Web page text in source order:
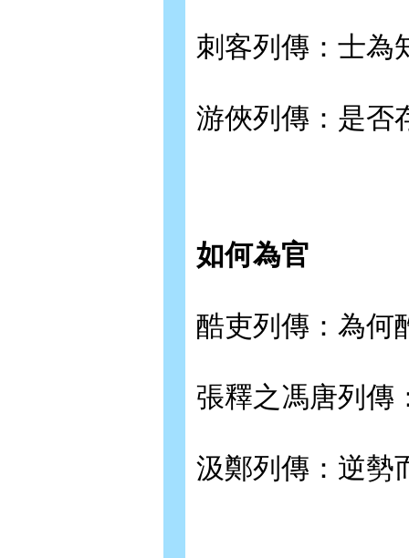
刺客列傳：士為
游俠列傳：是否
如何為官
酷吏列傳：為何
張釋之馮唐列傳
汲鄭列傳：逆勢